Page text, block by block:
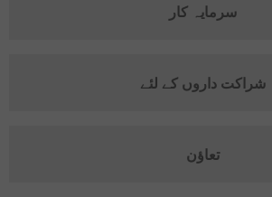
سرمایہ کار
شراکت داروں کے لئے
تعاؤن